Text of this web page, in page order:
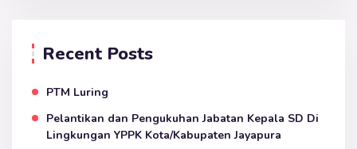
Recent Posts
PTM Luring
Pelantikan dan Pengukuhan Jabatan Kepala SD Di
Lingkungan YPPK Kota/Kabupaten Jayapura